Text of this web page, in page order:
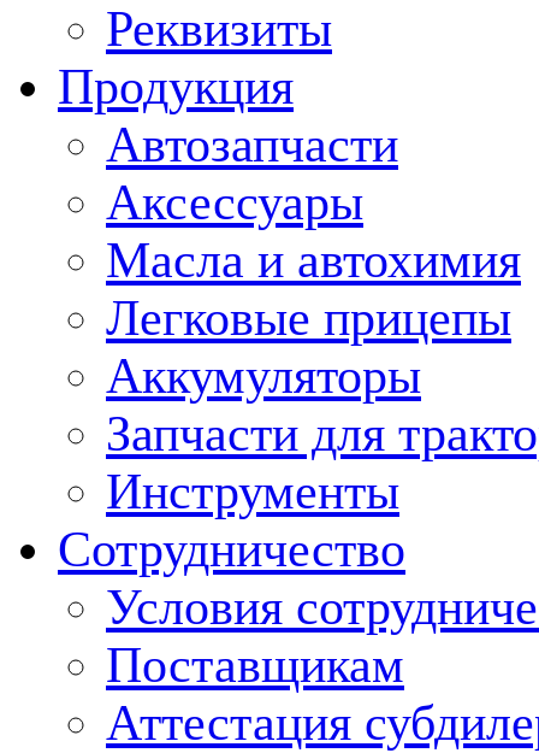
Реквизиты
Продукция
Автозапчасти
Аксессуары
Масла и автохимия
Легковые прицепы
Аккумуляторы
Запчасти для
Инструменты
Сотрудничество
Условия
Поставщикам
Аттестация